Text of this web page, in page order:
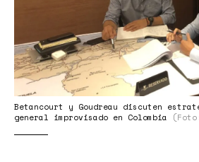
Betancourt y Goudreau discuten
general improvisado en Colombia